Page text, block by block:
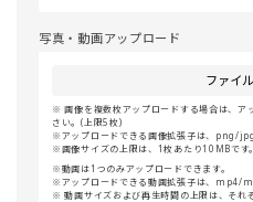
写真・動画アップロード
ファイ
画像を複数枚アップロードする場合は、ア
さい。(上限5枚)
アップロードできる画像拡張子は、png/
画像サイズの上限は、1枚あたり10MBです。
動画は1つのみアップロードできます。
アップロードできる動画拡張子は、mp4/
動画サイズおよび再生時間の上限は、それ